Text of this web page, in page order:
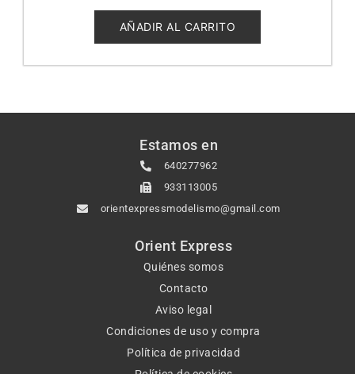
de
5
AÑADIR AL CARRITO
Estamos en
640277962
933113005
orientexpressmodelismo@gmail.com
Orient Express
Quiénes somos
Contacto
Aviso legal
Condiciones de uso y compra
Política de privacidad